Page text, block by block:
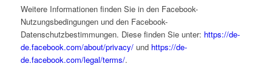
Weitere Informationen finden Sie in den Facebook-
Nutzungsbedingungen und den Facebook-
Datenschutzbestimmungen. Diese finden Sie unter: https://de-
de.facebook.com/about/privacy/und https://de-
de.facebook.com/legal/terms/.